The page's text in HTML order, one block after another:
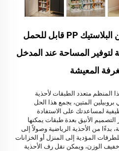
منظم أحذية عصري من البلاستيك PP قابل للحمل
المساحة عند المدخل
المعيشة
المنظم متعدد الطبقات لأحذية
بروبيلين المتين، يجمع هذا الحل
لمساعدتك على الاستفادة
الأنيق بعدة طبقات يمكنها
بدءًا من الأحذية الرياضية وصولاً إلى
للطرقات المؤدية إلى المنزل أو الخزانات
الوزن، ويمكن نقل رف الأحذية